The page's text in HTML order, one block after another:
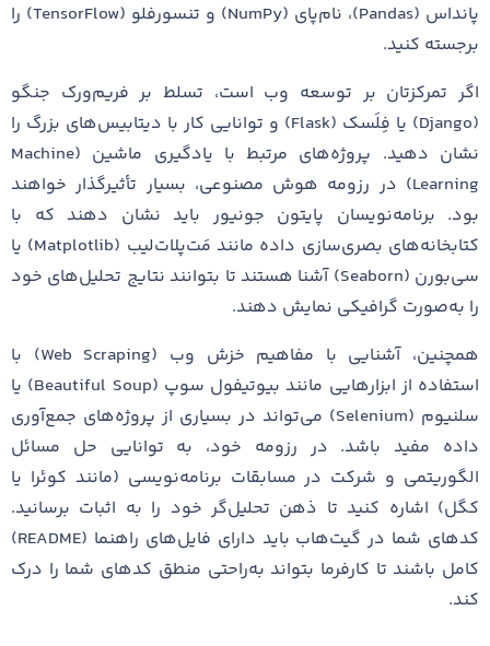
پانداس (Pandas)، نام‌پای (NumPy) و تنسورفلو (TensorFlow) را
برجسته کنید.
اگر تمرکزتان بر توسعه وب است، تسلط بر فریم‌ورک جنگو
(Django) یا فِلَسک (Flask) و توانایی کار با دیتابیس‌های بزرگ را
نشان دهید. پروژه‌های مرتبط با یادگیری ماشین (Machine
Learning) در رزومه هوش مصنوعی، بسیار تأثیرگذار خواهند
بود. برنامه‌نویسان پایتون جونیور باید نشان دهند که با
کتابخانه‌های بصری‌سازی داده مانند مَت‌پلات‌لیب (Matplotlib) یا
سی‌بورن (Seaborn) آشنا هستند تا بتوانند نتایج تحلیل‌های خود
را به‌صورت گرافیکی نمایش دهند.
همچنین، آشنایی با مفاهیم خزش وب (Web Scraping) با
استفاده از ابزارهایی مانند بیوتیفول سوپ (Beautiful Soup) یا
سلنیوم (Selenium) می‌تواند در بسیاری از پروژه‌های جمع‌آوری
داده مفید باشد. در رزومه خود، به توانایی حل مسائل
الگوریتمی و شرکت در مسابقات برنامه‌نویسی (مانند کوئرا یا
کگل) اشاره کنید تا ذهن تحلیل‌گر خود را به اثبات برسانید.
کدهای شما در گیت‌هاب باید دارای فایل‌های راهنما (README)
کامل باشند تا کارفرما بتواند به‌راحتی منطق کدهای شما را درک
کند.